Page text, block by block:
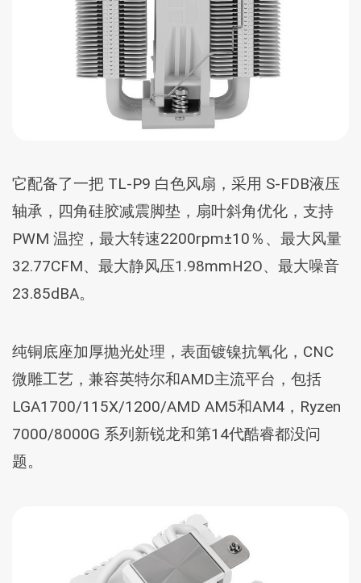
它配备了一把 TL-P9 白色风扇，采用 S-FDB液压
轴承，四角硅胶减震脚垫，扇叶斜角优化，支持
PWM 温控，最大转速2200rpm±10％、最大风量
32.77CFM、最大静风压1.98mmH2O、最大噪音
23.85dBA。
纯铜底座加厚抛光处理，表面镀镍抗氧化，CNC
微雕工艺，兼容英特尔和AMD主流平台，包括
LGA1700/115X/1200/AMD AM5和AM4，Ryzen
7000/8000G 系列新锐龙和第14代酷睿都没问
题。